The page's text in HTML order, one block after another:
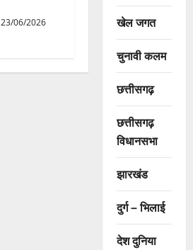
23/06/2026
खेल जगत
चुनावी कलम
छत्तीसगढ़
छत्तीसगढ़
विधानसभा
झारखंड
दुर्ग – भिलाई
देश दुनिया